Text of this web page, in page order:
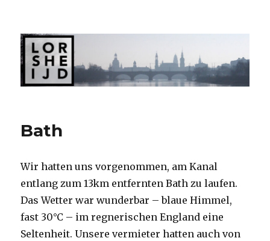
lorsheijd.de
Bath
Wir hatten uns vorgenommen, am Kanal
entlang zum 13km entfernten Bath zu laufen.
Das Wetter war wunderbar – blaue Himmel,
fast 30°C – im regnerischen England eine
Seltenheit. Unsere vermieter hatten auch von